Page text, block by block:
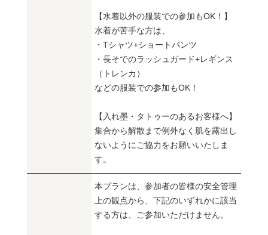
【水着以外の服装での参加もOK！】
水着が苦手な方は、
・Tシャツ+ショートパンツ
・長そでのラッシュガード+レギンス
（トレンカ）
などの服装での参加もOK！
【入れ墨・タトゥーのあるお客様へ】
集合から解散まで例外なく肌を露出し
ないようにご協力をお願いいたしま
す。
本プランは、参加者の皆様の安全管理
上の観点から、下記のいずれかに該当
する方は、ご参加いただけません。